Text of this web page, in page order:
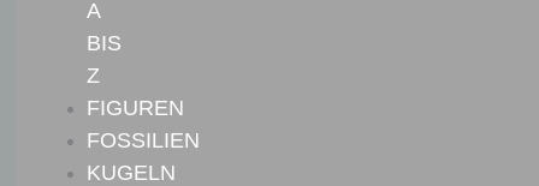
A
BIS
Z
FIGUREN
FOSSILIEN
KUGELN